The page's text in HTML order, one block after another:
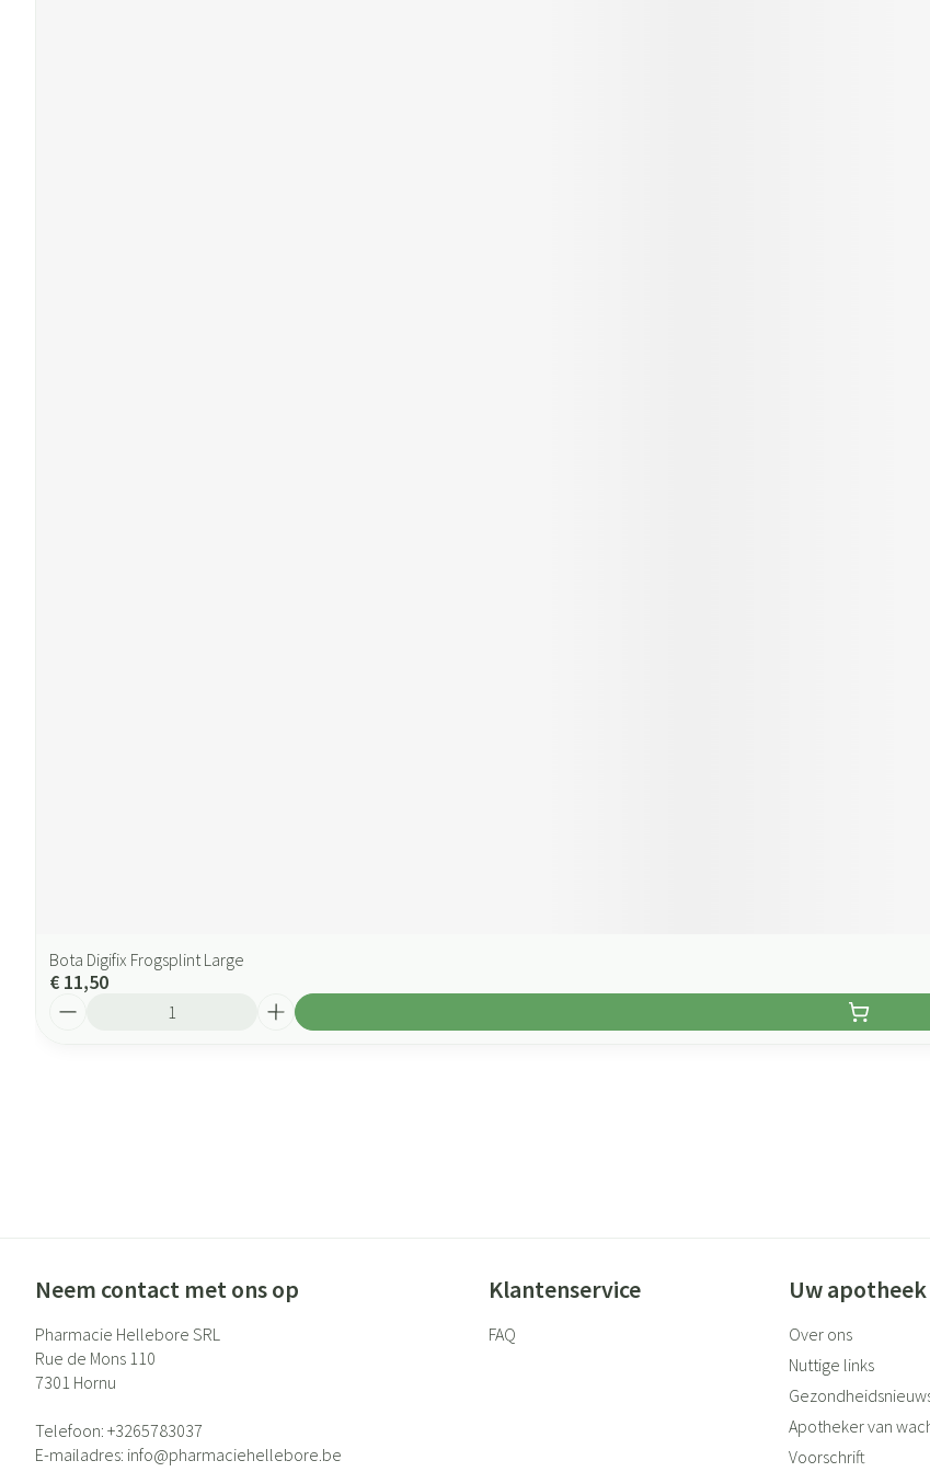
Bota Digifix Frogsplint Large
€ 11,50
Neem contact met ons op
Pharmacie Hellebore SRL
Rue de Mons 110
7301 Hornu
Telefoon: +3265783037
E-mailadres: info@pharmaciehellebore.be
Klantenservice
FAQ
Uw apotheek
Over ons
Nuttige links
Apotheker van
Voorschrift